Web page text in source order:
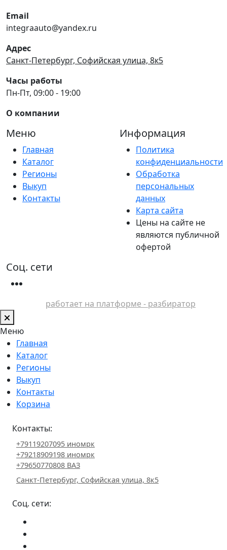
Email
integraauto@yandex.ru
Адрес
Санкт-Петербург, Софийская улица, 8к5
Часы работы
Пн-Пт, 09:00 - 19:00
О компании
Меню
Главная
Каталог
Регионы
Выкуп
Контакты
Информация
Политика
конфиденциальности
Обработка
персональных
данных
Карта сайта
Цены на сайте не
являются публичной
офертой
Соц. сети
работает на платформе - разбиратор
Меню
Главная
Каталог
Регионы
Выкуп
Контакты
Корзина
Контакты:
+79119207095 иномрк
+79218909198 иномрк
+79650770808 ВАЗ
Санкт-Петербург, Софийская улица, 8к5
Соц. сети: